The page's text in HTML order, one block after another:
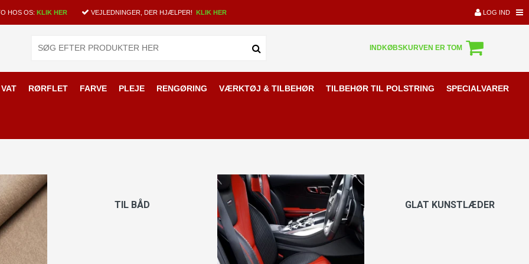
HOS OS: KLIK HER VEJLEDNINGER, DER HJÆLPER! KLIK HER LOG IND
INDKØBSKURVEN ER TOM
RØRFLET FARVE PLEJE RENGØRING VÆRKTØJ & TILBEHØR TILBEHØR TIL POLSTRING SPECIALVARER
TIL BÅD GLAT KUNSTLÆDER